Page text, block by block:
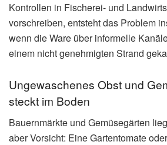
Kontrollen in Fischerei- und
vorschreiben, entsteht das Problem
wenn die Ware über informelle
einem nicht genehmigten Strand
Ungewaschenes Obst und
steckt im Boden
Bauernmärkte und Gemüsegärten
aber Vorsicht: Eine Gartentomate